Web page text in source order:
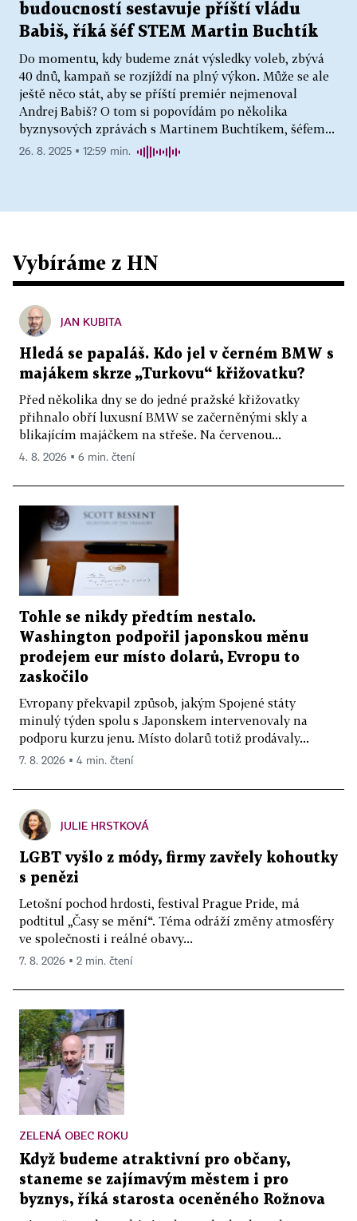
budoucností sestavuje příští vládu
Babiš, říká šéf STEM Martin Buchtík
Do momentu, kdy budeme znát výsledky voleb, zbývá
40 dnů, kampaň se rozjíždí na plný výkon. Může se ale
ještě něco stát, aby se příští premiér nejmenoval
Andrej Babiš? O tom si popovídám po několika
byznysových zprávách s Martinem Buchtíkem, šéfem...
26. 8. 2025 ▪ 12:59 min.
Vybíráme z HN
JAN KUBITA
Hledá se papaláš. Kdo jel v černém BMW s
majákem skrze „Turkovu“ křižovatku?
Před několika dny se do jedné pražské křižovatky
přihnalo obří luxusní BMW se začerněnými skly a
blikajícím majáčkem na střeše. Na červenou...
4. 8. 2026 ▪ 6 min. čtení
Tohle se nikdy předtím nestalo.
Washington podpořil japonskou měnu
prodejem eur místo dolarů, Evropu to
zaskočilo
Evropany překvapil způsob, jakým Spojené státy
minulý týden spolu s Japonskem intervenovaly na
podporu kurzu jenu. Místo dolarů totiž prodávaly...
7. 8. 2026 ▪ 4 min. čtení
JULIE HRSTKOVÁ
LGBT vyšlo z módy, firmy zavřely kohoutky
s penězi
Letošní pochod hrdosti, festival Prague Pride, má
podtitul „Časy se mění“. Téma odráží změny atmosféry
ve společnosti i reálné obavy...
7. 8. 2026 ▪ 2 min. čtení
ZELENÁ OBEC ROKU
Když budeme atraktivní pro občany,
staneme se zajímavým městem i pro
byznys, říká starosta oceněného Rožnova